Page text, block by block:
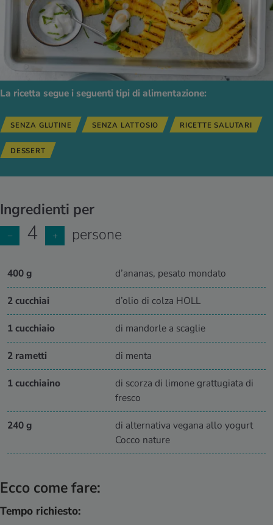
La ricetta segue i seguenti tipi di alimentazione:
SENZA GLUTINE SENZA LATTOSIO RICETTE SALUTARI
DESSERT
Ingredienti per
− 4 + persone
400 g d’ananas, pesato mondato
2 cucchiai d’olio di colza HOLL
1 cucchiaio di mandorle a scaglie
2 rametti di menta
1 cucchiaino
di scorza di limone grattugiata di
fresco
240 g
di alternativa vegana allo yogurt
Cocco nature
Ecco come fare:
Tempo richiesto: